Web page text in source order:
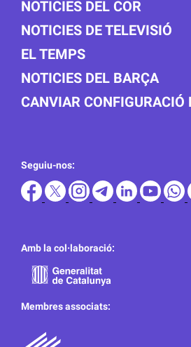
NOTICIES DEL COR
NOTICIES DE TELEVISIÓ
EL TEMPS
NOTICIES DEL BARÇA
CANVIAR CONFIGURACIÓ
Seguiu-nos:
Amb la col·laboració:
Membres associats: